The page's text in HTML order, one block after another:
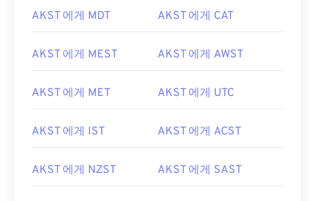
AKST 에게 MDT AKST 에게 CAT
AKST 에게 MEST AKST 에게 AWST
AKST 에게 MET AKST 에게 UTC
AKST 에게 IST AKST 에게 ACST
AKST 에게 NZST AKST 에게 SAST